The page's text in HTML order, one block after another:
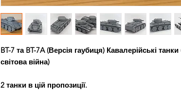
BT-7 та BT-7A (Версія гаубиця) Кавалерійські
світова війна)
2 танки в цій пропозиції.